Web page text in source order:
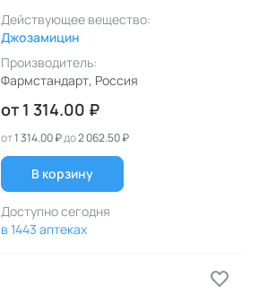
Действующее вещество:
Джозамицин
Производитель:
Фармстандарт, Россия
от 1 314.00 ₽
от1 314.00 ₽до2 062.50 ₽
В корзину
Доступно сегодня
в 1443 аптеках